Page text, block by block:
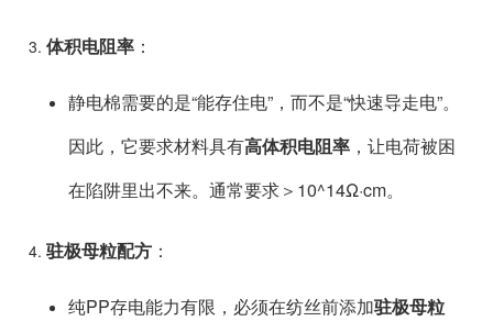
体积电阻率 ：
静电棉需要的是“能存住电”，而不是“快速导走电”。
因此，它要求材料具有高体积电阻率 ，让电荷被困
在陷阱里出不来。通常要求＞10^14Ω·cm。
驻极母粒配方 ：
纯PP存电能力有限，必须在纺丝前添加驻极母粒